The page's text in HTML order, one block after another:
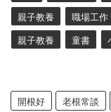
親子教養 職場工作
親子教養 童書
開根好 老根常談